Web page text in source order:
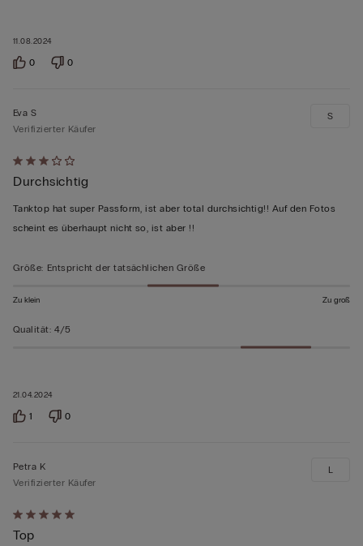
11.08.2024
0 0
Mit
3
von
5
21.04.2024
Eva S
Verifizierter Käufer
Durchsichtig
Tanktop hat super Passform, ist aber total durchsichtig!! Auf den Fotos
scheint es überhaupt nicht so, ist aber !!
S
Größe: Entspricht der tatsächlichen Größe
Zu klein Zu groß
Qualität: 4/5
1 0
Mit
5
Petra K
Verifizierter Käufer
Top
L